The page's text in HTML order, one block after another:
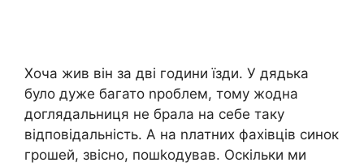
Хоча жив він за дві години їзди. У дядька
було дуже багато nроблем, тому жодна
доглядальниця не брала на себе таку
відповідальність. А на nлатних фахівців синок
грошей, звісно, пошkодував. Оскільки ми